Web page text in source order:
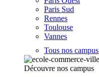
Paris Sud
Rennes
Toulouse
Vannes
Tous nos campus
Découvre nos campus